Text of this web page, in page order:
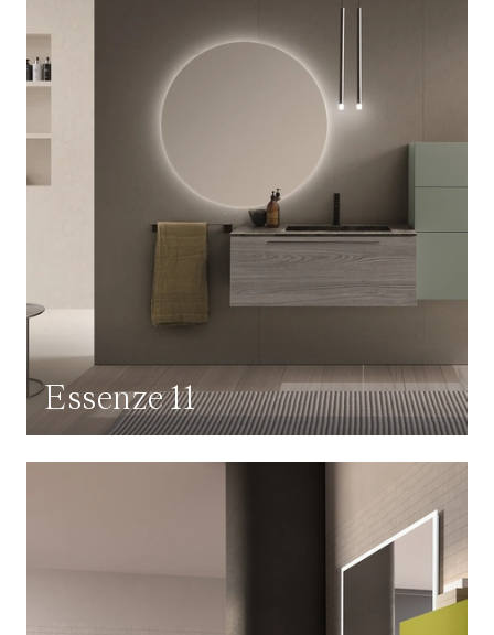
Essenze 11